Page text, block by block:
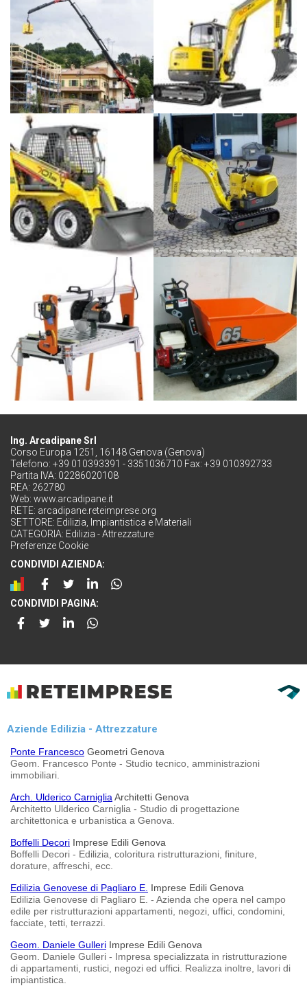
Ing. Arcadipane Srl
Corso Europa 1251, 16148 Genova (Genova)
Telefono: +39 010393391 - 3351036710 Fax: +39 010392733
Partita IVA: 02286020108
REA: 262780
Web: www.arcadipane.it
RETE: arcadipane.reteimprese.org
SETTORE: Edilizia, Impiantistica e Materiali
CATEGORIA: Edilizia - Attrezzature
Preferenze Cookie
CONDIVIDI AZIENDA:
CONDIVIDI PAGINA:
Aziende Edilizia - Attrezzature
Ponte Francesco Geometri Genova
Geom. Francesco Ponte - Studio tecnico, amministrazioni
immobiliari.
Arch. Ulderico Carniglia Architetti Genova
Architetto Ulderico Carniglia - Studio di progettazione
architettonica e urbanistica a Genova.
Boffelli Decori Imprese Edili Genova
Boffelli Decori - Edilizia, coloritura ristrutturazioni, finiture,
dorature, affreschi, ecc.
Edilizia Genovese di Pagliaro E. Imprese Edili Genova
Edilizia Genovese di Pagliaro E. - Azienda che opera nel campo
edile per ristrutturazioni appartamenti, negozi, uffici, condomini,
facciate, tetti, terrazzi.
Geom. Daniele Gulleri Imprese Edili Genova
Geom. Daniele Gulleri - Impresa specializzata in ristrutturazione
di appartamenti, rustici, negozi ed uffici. Realizza inoltre, lavori di
impiantistica.